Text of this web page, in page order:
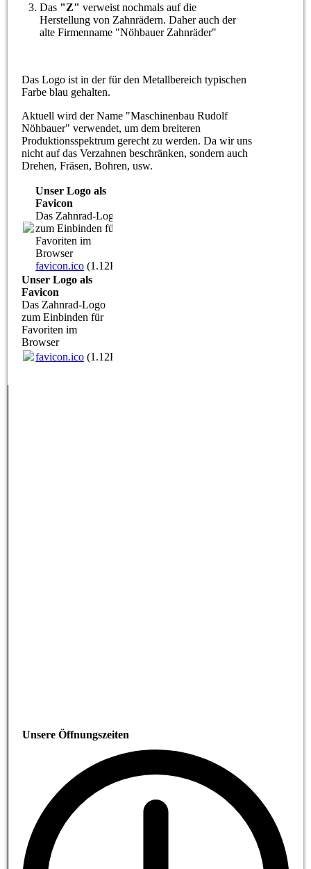
Das "Z" verweist nochmals auf die
Herstellung von Zahnrädern. Daher auch der
alte Firmenname "Nöhbauer Zahnräder"
Das Logo ist in der für den Metallbereich typischen
Farbe blau gehalten.
Aktuell wird der Name "Maschinenbau Rudolf
Nöhbauer" verwendet, um dem breiteren
Produktionsspektrum gerecht zu werden. Da wir uns
nicht auf das Verzahnen beschränken, sondern auch
Drehen, Fräsen, Bohren, usw.
Unser Logo als
Favicon
Das Zahnrad-Logo
zum Einbinden für
Favoriten im
Browser
favicon.ico (1.12KB)
Unser Logo als
Favicon
Das Zahnrad-Logo
zum Einbinden für
Favoriten im
Browser
favicon.ico (1.12KB)
Unsere Öffnungszeiten